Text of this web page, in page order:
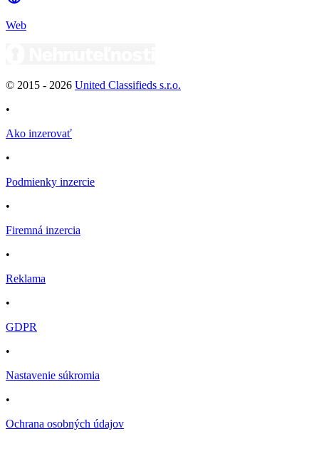
Web
© 2015 - 2026 United Classifieds s.r.o.
•
Ako inzerovať
•
Podmienky inzercie
•
Firemná inzercia
•
Reklama
•
GDPR
•
Nastavenie súkromia
•
Ochrana osobných údajov